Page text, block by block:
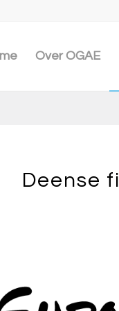
Over OGAE
Deense